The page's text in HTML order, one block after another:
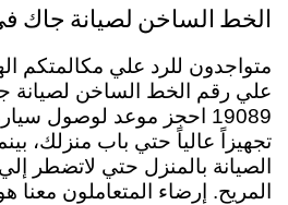
الخط الساخن لصيانة جاك
متواجدون للرد علي مكالمتكم
علي رقم الخط الساخن لصيانة
19089 احجز موعد لوصول
تجهيزاً عالياً حتي باب منزلك،
الصيانة بالمنزل حتي لاتضطر
المريح. إرضاء المتعاملون معنا